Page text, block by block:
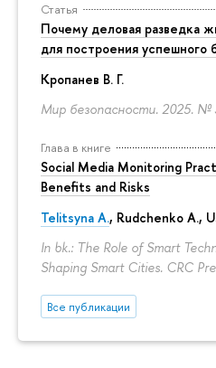
Статья
Почему деловая разведка
для построения успешного
Кропанев В. Г.
Мир безопасности. 2025. №
Глава в книге
Social Media Monitoring
Benefits and Risks
Telitsyna A., Rudchenko A.,
In bk.: The Role of Smart
Shaping Smart Cities. CRC
Все публикации